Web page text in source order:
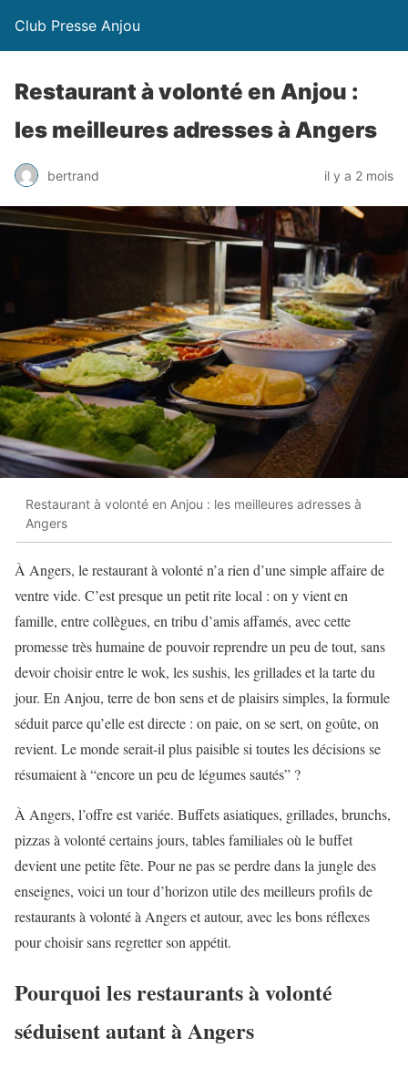
Club Presse Anjou
Restaurant à volonté en Anjou :
les meilleures adresses à Angers
bertrand il y a 2 mois
Restaurant à volonté en Anjou : les meilleures adresses à
Angers
À Angers, le restaurant à volonté n’a rien d’une simple affaire de
ventre vide. C’est presque un petit rite local : on y vient en
famille, entre collègues, en tribu d’amis affamés, avec cette
promesse très humaine de pouvoir reprendre un peu de tout, sans
devoir choisir entre le wok, les sushis, les grillades et la tarte du
jour. En Anjou, terre de bon sens et de plaisirs simples, la formule
séduit parce qu’elle est directe : on paie, on se sert, on goûte, on
revient. Le monde serait-il plus paisible si toutes les décisions se
résumaient à “encore un peu de légumes sautés” ?
À Angers, l’offre est variée. Buffets asiatiques, grillades, brunchs,
pizzas à volonté certains jours, tables familiales où le buffet
devient une petite fête. Pour ne pas se perdre dans la jungle des
enseignes, voici un tour d’horizon utile des meilleurs profils de
restaurants à volonté à Angers et autour, avec les bons réflexes
pour choisir sans regretter son appétit.
Pourquoi les restaurants à volonté
séduisent autant à Angers